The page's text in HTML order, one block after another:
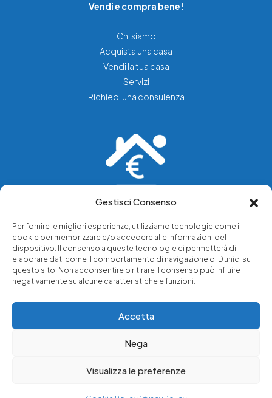
Gestisci Consenso
Per fornire le migliori esperienze, utilizziamo tecnologie come i
cookie per memorizzare e/o accedere alle informazioni del
dispositivo. Il consenso a queste tecnologie ci permetterà di
elaborare dati come il comportamento di navigazione o ID unici su
questo sito. Non acconsentire o ritirare il consenso può influire
negativamente su alcune caratteristiche e funzioni.
Accetta
Nega
Visualizza le preferenze
Immobiliare Luffarelli
Vendi e compra bene!
Chi siamo
Acquista una casa
Vendi la tua casa
Servizi
Richiedi una consulenza
Chi siamo
Servizi di tutela legale
Notizie e approfondimenti
14571101006 - Tutti i diritti riservati